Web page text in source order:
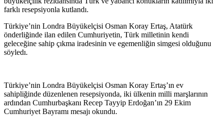
farklı resepsiyonla kutlandı.
Türkiye’nin Londra Büyükelçisi Osman Koray Ertaş, Atatürk
önderliğinde ilan edilen Cumhuriyetin, Türk milletinin kendi
geleceğine sahip çıkma iradesinin ve egemenliğin simgesi olduğunu
söyledı.
Türkiye’nin Londra Büyükelçisi Osman Koray Ertaş’ın ev
sahipliğinde düzenlenen resepsiyonda, iki ülkenin milli marşlarının
ardından Cumhurbaşkanı Recep Tayyip Erdoğan’ın 29 Ekim
Cumhuriyet Bayramı mesajı okundu.